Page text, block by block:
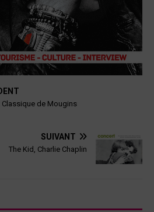
Classique de Mougins
SUIVANT
The Kid, Charlie Chaplin